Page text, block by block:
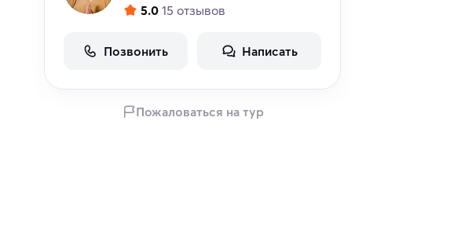
5.0 15 отзывов
Позвонить Написать
Пожаловаться на тур